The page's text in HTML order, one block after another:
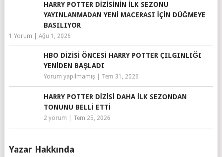
HARRY POTTER DIZISININ İLK SEZONU
YAYINLANMADAN YENI MACERASI IÇIN DÜĞMEYE
BASILIYOR
1 Yorum Ağu 1, 2026
HBO DIZISI ÖNCESI HARRY POTTER ÇILGINLIĞI
YENIDEN BAŞLADI
Yorum yapılmamış| Tem 31, 2026
HARRY POTTER DIZISI DAHA İLK SEZONDAN
TONUNU BELLI ETTI
2 yorum Tem 25, 2026
Yazar Hakkında